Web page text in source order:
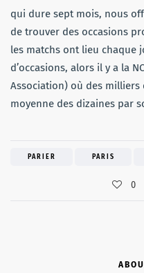
qui dure sept mois, nous
de trouver des occasions
les matchs ont lieu chaque
d’occasions, alors il y a la
Association) où des milliers
moyenne des dizaines par
PARIER PARIS
0